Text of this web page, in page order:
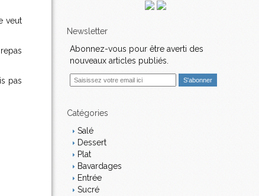
veut
pas
Newsletter
Abonnez-vous pour être averti des
nouveaux articles publiés.
i Catégories
Salé
Dessert
Plat
Bavardages
Entrée
Sucré